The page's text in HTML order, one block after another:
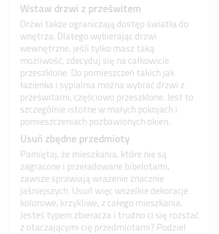
Wstaw drzwi z prześwitem
Drzwi także ograniczają dostęp światła do
wnętrza. Dlatego wybierając drzwi
wewnętrzne, jeśli tylko masz taką
możliwość, zdecyduj się na całkowicie
przeszklone. Do pomieszczeń takich jak
łazienka i sypialnia można wybrać drzwi z
prześwitami, częściowo przeszklone. Jest to
szczególnie istotne w małych pokojach i
pomieszczeniach pozbawionych okien.
Usuń zbędne przedmioty
Pamiętaj, że mieszkania, które nie są
zagracone i przeładowane bibelotami,
zawsze sprawiają wrażenie znacznie
jaśniejszych. Usuń więc wszelkie dekoracje
kolorowe, krzykliwe, z całego mieszkania.
Jesteś typem zbieracza i trudno ci się rozstać
z otaczającymi cię przedmiotami? Podziel